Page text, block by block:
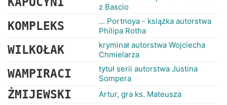
z Bascio
KOMPLEKS
... Portnoya - książka autorstwa
Philipa Rotha
WILKOŁAK
kryminał autorstwa Wojciecha
Chmielarza
WAMPIRACI
tytuł serii autorstwa Justina
Sompera
ŻMIJEWSKI Artur, gra ks. Mateusza